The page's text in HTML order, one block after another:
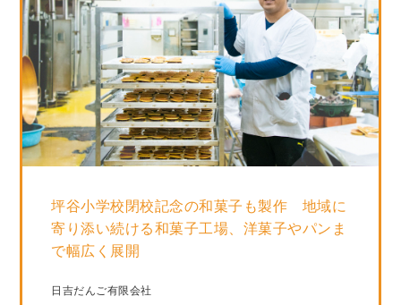
坪谷小学校閉校記念の和菓子も製作 地域に
寄り添い続ける和菓子工場、洋菓子やパンま
で幅広く展開
日吉だんご有限会社